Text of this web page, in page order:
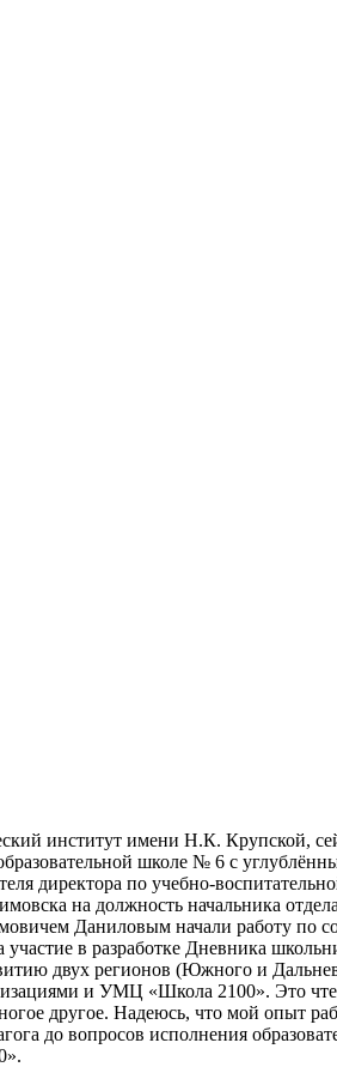
институт имени Н.К. Крупской,
школе № 6 с
директора по учебно-
на должность начальника
Даниловым начали работу по
в разработке Дневника
двух регионов (Южного и
и УМЦ «Школа 2100». Это
другое. Надеюсь, что мой опыт
до вопросов исполнения